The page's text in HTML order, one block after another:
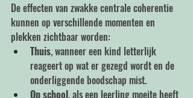
De effecten van zwakke centrale coherentie
kunnen op verschillende momenten en
plekken zichtbaar worden:
Thuis, wanneer een kind letterlijk
reageert op wat er gezegd wordt en de
onderliggende boodschap mist.
Op school, als een leerling moeite heeft